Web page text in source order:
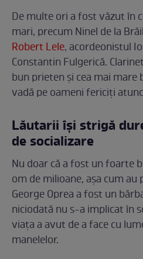
De multe ori a fost văzut în
mari, precum Ninel de la
Robert Lele, acordeonistul
Constantin Fulgerică.
bun prieten și cea mai mare
vadă pe oameni fericiți
Lăutarii își strigă
de socializare
Nu doar că a fost un foarte
om de milioane, așa cum
George Oprea a fost un
niciodată nu s-a implicat în
viața a avut de a face cu
manelelor.